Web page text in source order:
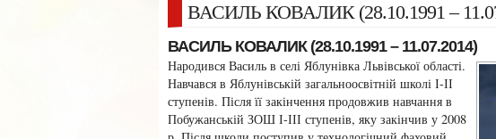
ВАСИЛЬ КОВАЛИК (28.10.1991 –
ВАСИЛЬ КОВАЛИК (28.10.1991 – 11.07.2014)
Народився Василь в селі Яблунівка Львівської області.
Навчався в Яблунівській загальноосвітній школі І-ІІ
ступенів. Після її закінчення продовжив навчання в
Побужанській ЗОШ І-ІІІ ступенів, яку закінчив у 2008